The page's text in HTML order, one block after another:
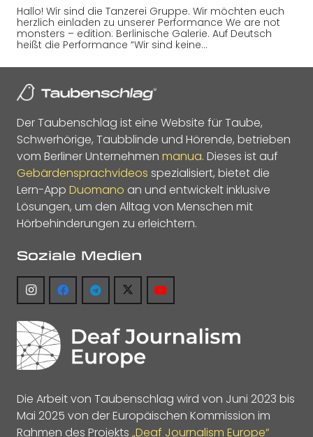
Hallo! Wir sind die Tanzerei Gruppe. Wir möchten euch
herzlich einladen zu unserer Performance We are not
monsters – edition: Berlinische Galerie. Auf Deutsch
heißt die Performance “Wir sind keine…
Der Taubenschlag ist eine Website für Taube,
Schwerhörige, Taubblinde und Hörende, betrieben
vom Berliner Unternehmen manua. Dieses ist auf
Gebärdensprachvideos spezialisiert, bietet die
Lern-App Duomano an und entwickelt inklusive
Lösungen, um den Alltag von Menschen mit
Hörbehinderungen zu erleichtern.
Soziale Medien
Die Arbeit von Taubenschlag wird von Juni 2023 bis
Mai 2025 von der Europäischen Kommission im
Rahmen des Projekts „Deaf Journalism Europe“